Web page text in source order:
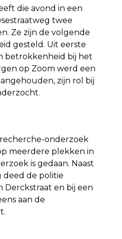
die avond in een
twee
Ze zijn de volgende
gesteld. Uit eerste
betrokkenheid bij het
op Zoom werd een
zijn rol bij
onderzoek
meerdere plekken in
is gedaan. Naast
deed de politie
Derckstraat en bij een
aan de